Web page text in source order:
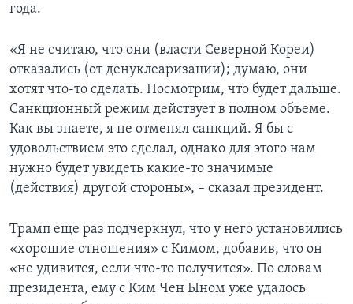
года.
«Я не считаю, что они (власти Северной Кореи)
отказались (от денуклеаризации); думаю, они
хотят что-то сделать. Посмотрим, что будет дальше.
Санкционный режим действует в полном объеме.
Как вы знаете, я не отменял санкций. Я бы с
удовольствием это сделал, однако для этого нам
нужно будет увидеть какие-то значимые
(действия) другой стороны», – сказал президент.
Трамп еще раз подчеркнул, что у него установились
«хорошие отношения» с Кимом, добавив, что он
«не удивится, если что-то получится». По словам
президента, ему с Ким Чен Ыном уже удалось